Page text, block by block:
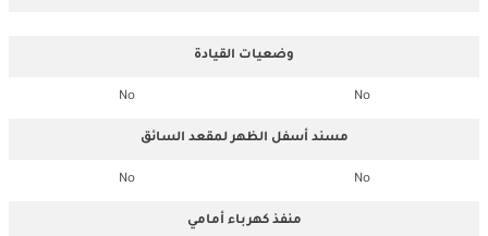
وضعيات القيادة
No
No
مسند أسفل الظهر لمقعد السائق
No
No
منفذ كهرباء أمامي